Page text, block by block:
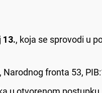
13., koja se sprovodi u
Narodnog fronta 53,